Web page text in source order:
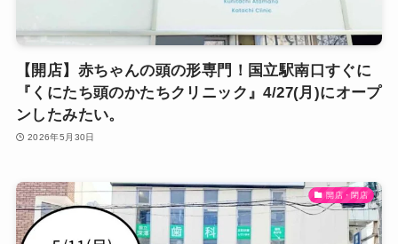
【開店】赤ちゃんの頭の形専門！国立駅南口すぐに
『くにたち頭のかたちクリニック』4/27(月)にオープ
ンしたみたい。
2026年5月30日
開店・閉店